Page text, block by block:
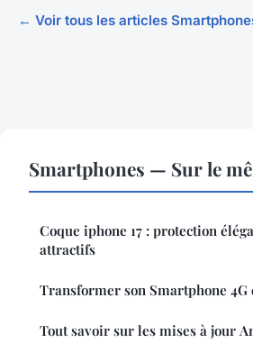
← Voir tous les articles
Smartphones — Sur le
Coque iphone 17 : protection
attractifs
Transformer son Smartphone
Tout savoir sur les mises à jour